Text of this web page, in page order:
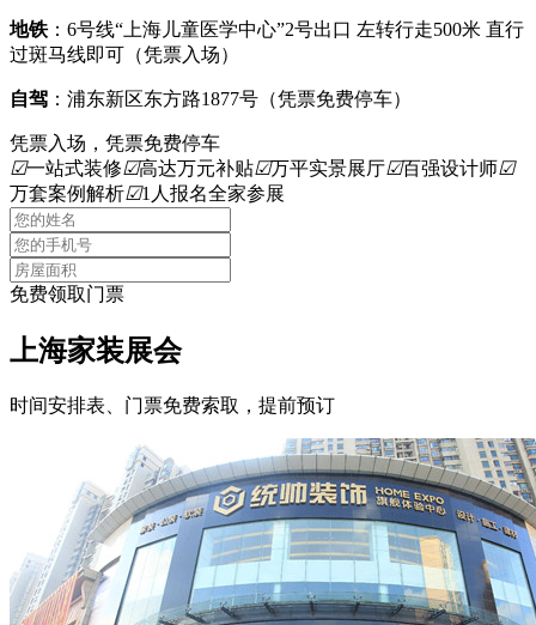
地铁：6号线“上海儿童医学中心”2号出口 左转行走500米 直行
过斑马线即可（凭票入场）
自驾 ：浦东新区东方路1877号（凭票免费停车）
凭票入场，凭票免费停车
☑一站式装修☑高达万元补贴☑万平实景展厅☑百强设计师☑
万套案例解析☑1人报名全家参展
免费领取门票
上海家装展会
时间安排表、门票免费索取，提前预订